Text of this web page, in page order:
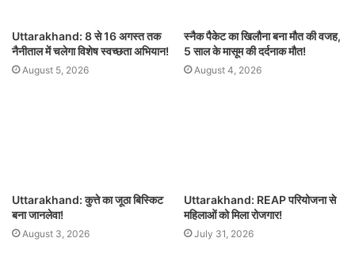
Uttarakhand: 8 से 16 अगस्त तक
नैनीताल में चलेगा विशेष स्वच्छता अभियान!
August 5, 2026
स्नैक पैकेट का खिलौना बना मौत की वजह,
5 साल के मासूम की दर्दनाक मौत!
August 4, 2026
Uttarakhand: कुत्ते का जूठा बिस्किट
बना जानलेवा!
August 3, 2026
Uttarakhand: REAP परियोजना से
महिलाओं को मिला रोजगार!
July 31, 2026